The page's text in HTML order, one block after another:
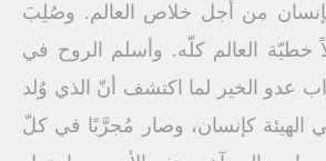
من أجل خلاص العالم. وصُلِبَ
خطيّة العالم كلّه. وأسلم الروح في
عدو الخير لما اكتشف أنّ الذي وُلد
الهيئة كإنسان، وصار مُجرَّبًا في كلّ